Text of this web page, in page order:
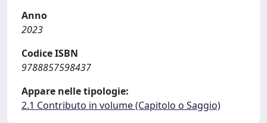
Anno
2023
Codice ISBN
9788857598437
Appare nelle tipologie:
2.1 Contributo in volume (Capitolo o Saggio)